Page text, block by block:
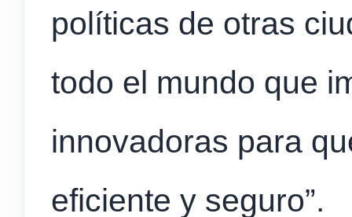
políticas de otras
todo el mundo que
innovadoras para
eficiente y seguro”.